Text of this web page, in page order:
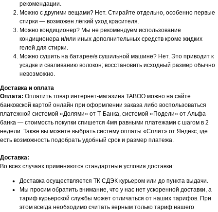
рекомендации.
Можно с другими вещами? Нет. Стирайте отдельно, особенно первые
стирки — возможен лёгкий уход красителя.
Можно кондиционер? Мы не рекомендуем использование
кондиционера и/или иных дополнительных средств кроме жидких
гелей для стирки.
Можно сушить на батарее/в сушильной машине? Нет. Это приводит к
усадке и сваливанию волокон; восстановить исходный размер обычно
невозможно.
Доставка и оплата
Оплата: Оплатить товар интернет-магазина TABOO можно на сайте
банковской картой онлайн при оформлении заказа либо воспользоваться
платежной системой «Долями» от Т-Банка, системой «Подели» от Альфа-
банка — стоимость покупки спишется 4мя равными платежами с шагом в 2
недели. Также вы можете выбрать систему оплаты «Сплит» от Яндекс, где
есть возможность подобрать удобный срок и размер платежа.
Доставка:
Во всех случаях применяются стандартные условия доставки:
Доставка осуществляется ТК СДЭК курьером или до пункта выдачи.
Мы просим обратить внимание, что у нас нет ускоренной доставки, а
тариф курьерской службы может отличаться от наших тарифов. При
этом всегда необходимо считать верным только тариф нашего